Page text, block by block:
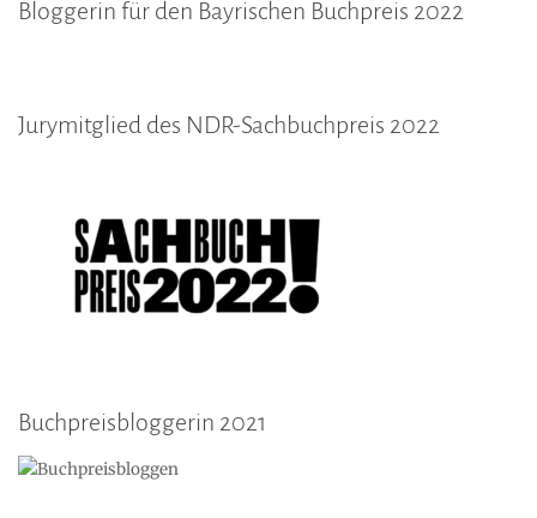
Bloggerin für den Bayrischen Buchpreis 2022
Jurymitglied des NDR-Sachbuchpreis 2022
Buchpreisbloggerin 2021